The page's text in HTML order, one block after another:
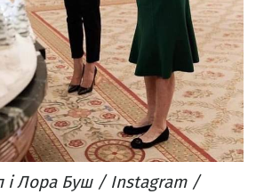
і Лора Буш / Instagram /